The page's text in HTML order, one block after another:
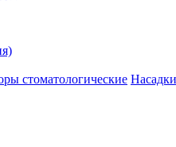
стоматологические